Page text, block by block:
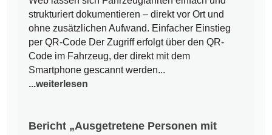
strukturiert dokumentieren – direkt vor Ort und
ohne zusätzlichen Aufwand. Einfacher Einstieg
per QR-Code Der Zugriff erfolgt über den QR-
Code im Fahrzeug, der direkt mit dem
Smartphone gescannt werden...
...weiterlesen
Bericht „Ausgetretene Personen mit